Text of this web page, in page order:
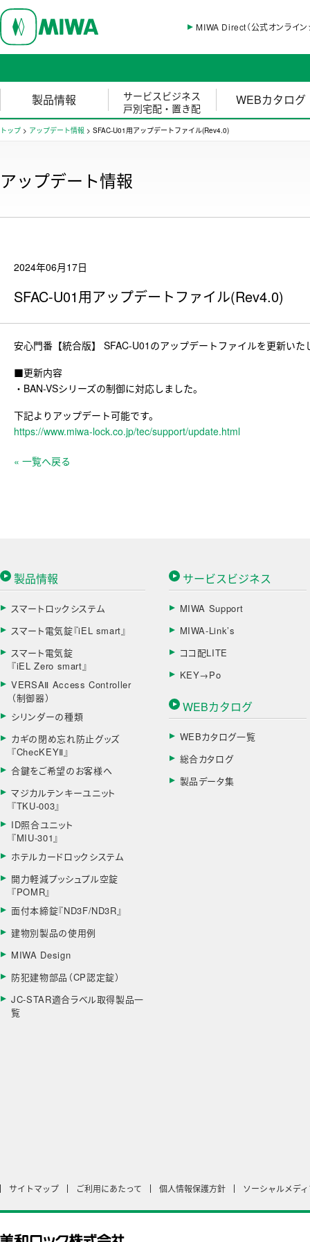
MIWA Direct（公式オンライン
製品情報
サービスビジネス
戸別宅配・置き配
WEBカタログ
トップ > アップデート情報 > SFAC-U01用アップデートファイル(Rev4.0)
アップデート情報
2024年06月17日
SFAC-U01用アップデートファイル(Rev4.0)
安心門番【統合版】 SFAC-U01のアップデートファイルを更新いた
■更新内容
・BAN-VSシリーズの制御に対応しました。
下記よりアップデート可能です。
https://www.miwa-lock.co.jp/tec/support/update.html
« 一覧へ戻る
製品情報
スマートロックシステム
スマート電気錠『iEL smart』
スマート電気錠
『iEL Zero smart』
VERSAⅡ Access Controller
（制御器）
シリンダーの種類
カギの閉め忘れ防止グッズ
『ChecKEYⅡ』
合鍵をご希望のお客様へ
マジカルテンキーユニット
『TKU-003』
ID照合ユニット
『MIU-301』
ホテルカードロックシステム
開力軽減プッシュプル空錠
『POMR』
面付本締錠『ND3F/ND3R』
建物別製品の使用例
MIWA Design
防犯建物部品（CP認定錠）
JC-STAR適合ラベル取得製品一
覧
サービスビジネス
MIWA Support
MIWA-Link’s
ココ配LITE
KEY→Po
WEBカタログ
WEBカタログ一覧
総合カタログ
製品データ集
サイトマップ ご利用にあたって 個人情報保護方針 ソーシャルメデ